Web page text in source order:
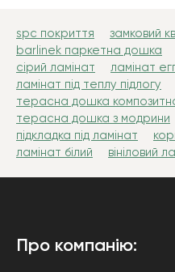
spc покриття замковий
barlinek паркетна дошка
сірий ламінат
ламінат
ламінат під теплу підлогу
терасна дошка
терасна дошка з модрини
підкладка під ламінат
ламінат білий
вініловий
Про компанію: